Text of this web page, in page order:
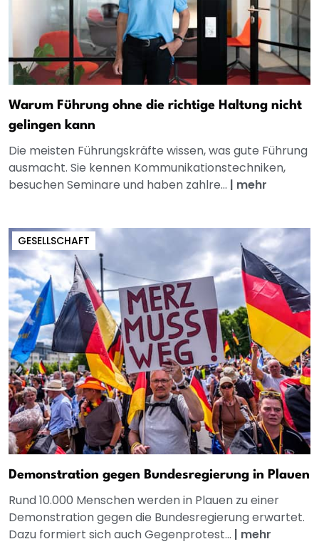
Warum Führung ohne die richtige Haltung nicht
gelingen kann
Die meisten Führungskräfte wissen, was gute Führung
ausmacht. Sie kennen Kommunikationstechniken,
besuchen Seminare und haben zahlre... | mehr
GESELLSCHAFT
Demonstration gegen Bundesregierung in Plauen
Rund 10.000 Menschen werden in Plauen zu einer
Demonstration gegen die Bundesregierung erwartet.
Dazu formiert sich auch Gegenprotest... | mehr